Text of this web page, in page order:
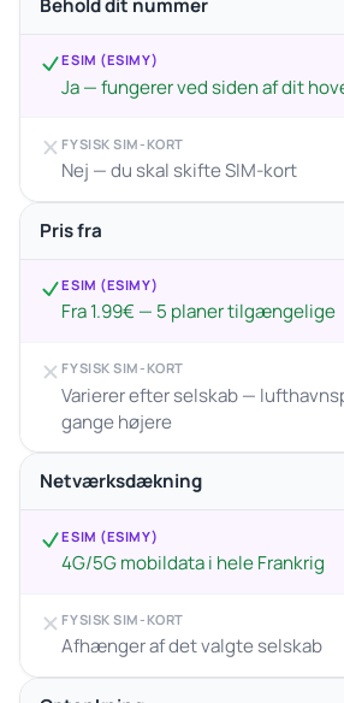
Behold dit nummer
ESIM (ESIMY)
Ja — fungerer ved siden af dit
FYSISK SIM-KORT
Nej — du skal skifte SIM-kort
Pris fra
ESIM (ESIMY)
Fra 1.99€ — 5 planer tilgængelige
FYSISK SIM-KORT
Varierer efter selskab —
gange højere
Netværksdækning
ESIM (ESIMY)
4G/5G mobildata i hele Frankrig
FYSISK SIM-KORT
Afhænger af det valgte selskab